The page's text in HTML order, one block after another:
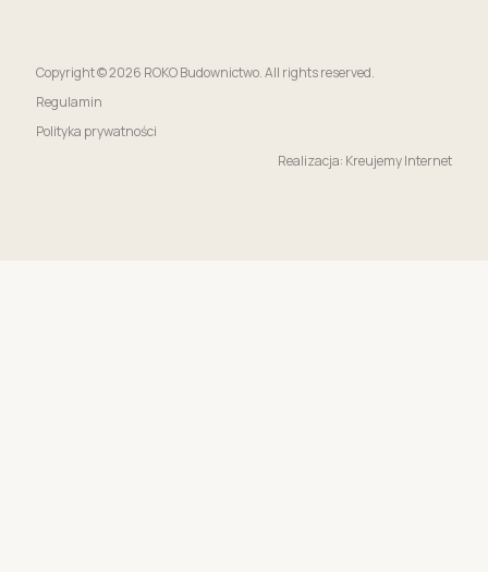
Copyright © 2026 ROKO Budownictwo. All rights reserved.
Regulamin
Polityka prywatności
Realizacja: Kreujemy Internet